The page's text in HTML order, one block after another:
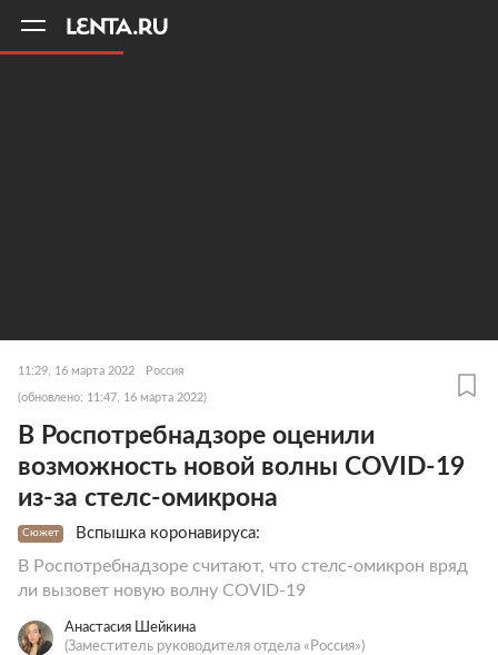
11:29, 16 марта 2022 Россия
(обновлено: 11:47, 16 марта 2022)
В Роспотребнадзоре оценили
возможность новой волны COVID-19
из-за стелс-омикрона
Сюжет Вспышка коронавируса:
В Роспотребнадзоре считают, что стелс-омикрон вряд
ли вызовет новую волну COVID-19
Анастасия Шейкина
(Заместитель руководителя отдела «Россия»)